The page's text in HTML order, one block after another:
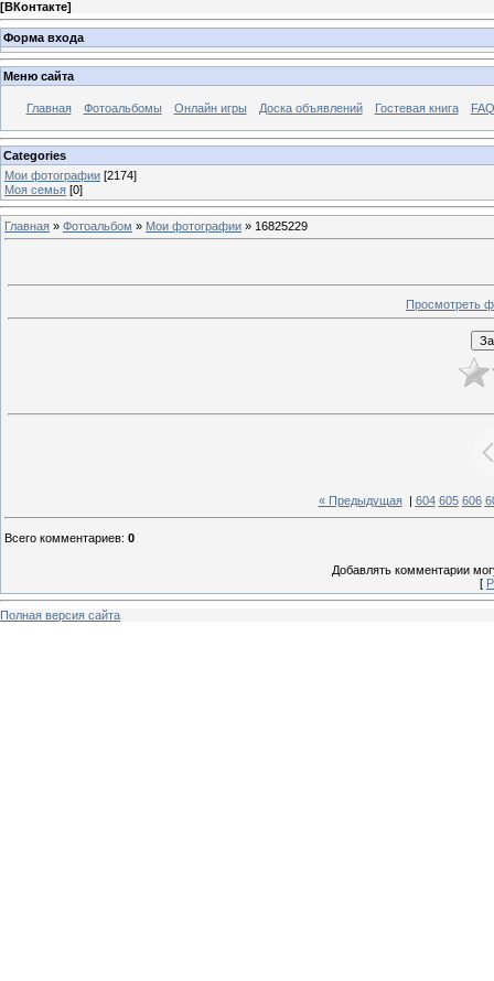
[ВКонтакте]
Форма входа
Меню сайта
Главная Фотоальбомы Онлайн игры Доска объявлений Гостевая книга
Categories
Мои фотографии [2174]
Моя семья [0]
Главная » Фотоальбом » Мои фотографии » 16825229
Просмотреть
« Предыдущая| 604 605 606
Всего комментариев: 0
Добавлять комментарии
[
Полная версия сайта